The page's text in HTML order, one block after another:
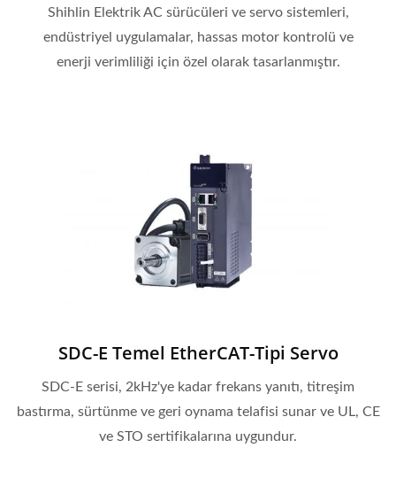
Shihlin Elektrik AC sürücüleri ve servo sistemleri,
endüstriyel uygulamalar, hassas motor kontrolü ve
enerji verimliliği için özel olarak tasarlanmıştır.
SDC-E Temel EtherCAT-Tipi Servo
SDC-E serisi, 2kHz'ye kadar frekans yanıtı, titreşim
bastırma, sürtünme ve geri oynama telafisi sunar ve UL, CE
ve STO sertifikalarına uygundur.